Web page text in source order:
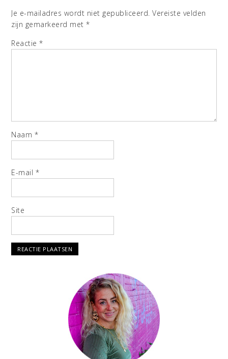
Je e-mailadres wordt niet gepubliceerd. Vereiste velden
zijn gemarkeerd met*
Reactie*
Naam *
E-mail *
Site